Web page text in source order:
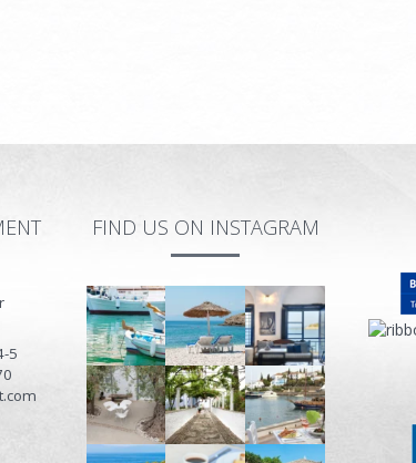
5
FIND US ON INSTAGRAM